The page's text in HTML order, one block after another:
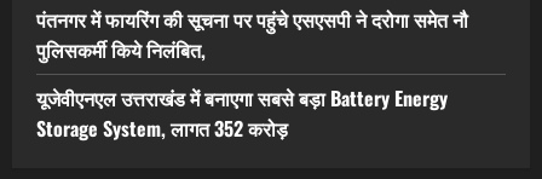
पंतनगर में फायरिंग की सूचना पर पहुंचे एसएसपी ने दरोगा समेत नौ
पुलिसकर्मी किये निलंबित,
यूजेवीएनएल उत्तराखंड में बनाएगा सबसे बड़ा Battery Energy
Storage System, लागत 352 करोड़